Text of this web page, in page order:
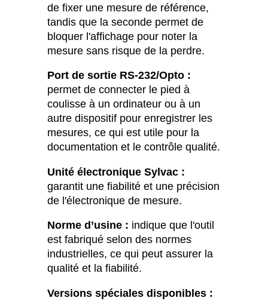
de fixer une mesure de référence,
tandis que la seconde permet de
bloquer l'affichage pour noter la
mesure sans risque de la perdre.
Port de sortie RS-232/Opto :
permet de connecter le pied à
coulisse à un ordinateur ou à un
autre dispositif pour enregistrer les
mesures, ce qui est utile pour la
documentation et le contrôle qualité.
Unité électronique Sylvac :
garantit une fiabilité et une précision
de l'électronique de mesure.
Norme d’usine : indique que l'outil
est fabriqué selon des normes
industrielles, ce qui peut assurer la
qualité et la fiabilité.
Versions spéciales disponibles :